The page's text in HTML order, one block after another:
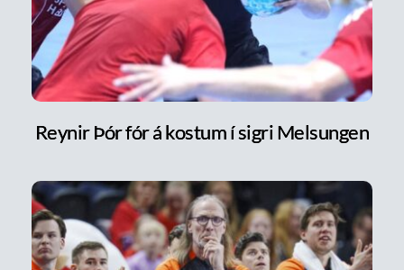
Reynir Þór fór á kostum í sigri Melsungen